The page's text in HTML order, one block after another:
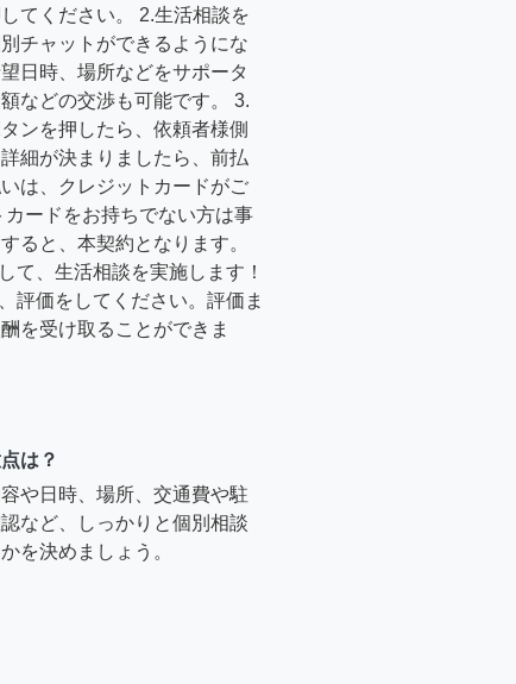
てください。 2.生活相談を
チャットができるようにな
日時、場所などをサポータ
などの交渉も可能です。 3.
ンを押したら、依頼者様側
細が決まりましたら、前払
は、クレジットカードがご
ードをお持ちでない方は事
ると、本契約となります。
て、生活相談を実施します！
評価をしてください。評価ま
を受け取ることができま
は？
や日時、場所、交通費や駐
など、しっかりと個別相談
を決めましょう。